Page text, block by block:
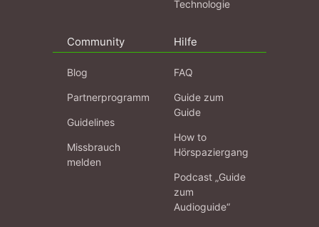
Technologie
Community
Blog
Partnerprogramm
Guidelines
Missbrauch
melden
Hilfe
FAQ
Guide zum
Guide
How to
Hörspaziergang
Podcast „Guide
zum
Audioguide“